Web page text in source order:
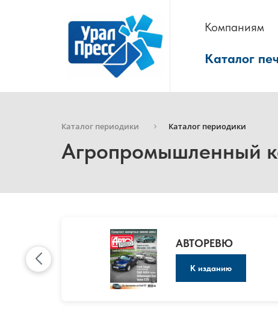
Компаниям
Каталог
Каталог периодики Каталог периодики
Агропромышленный
АВТОРЕВЮ
К изданию